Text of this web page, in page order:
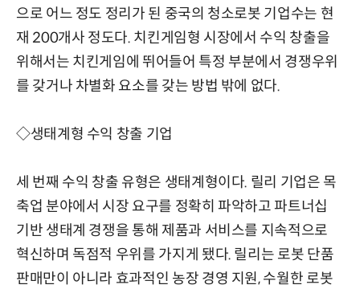
으로 어느 정도 정리가 된 중국의 청소로봇 기업수는 현
재 200개사 정도다. 치킨게임형 시장에서 수익 창출을
위해서는 치킨게임에 뛰어들어 특정 부분에서 경쟁우위
를 갖거나 차별화 요소를 갖는 방법 밖에 없다.
◇생태계형 수익 창출 기업
세 번째 수익 창출 유형은 생태계형이다. 릴리 기업은 목
축업 분야에서 시장 요구를 정확히 파악하고 파트너십
기반 생태계 경쟁을 통해 제품과 서비스를 지속적으로
혁신하며 독점적 우위를 가지게 됐다. 릴리는 로봇 단품
판매만이 아니라 효과적인 농장 경영 지원, 수월한 로봇